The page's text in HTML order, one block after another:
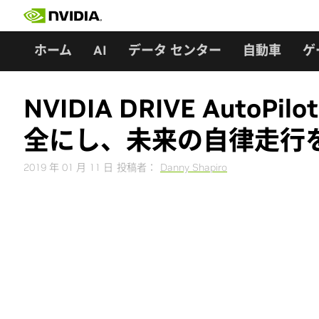
ホーム AI データ センター 自動車 ゲ
NVIDIA DRIVE
全にし、未来の自律走行
2019 年 01 月 11 日 投稿者： Danny Shapiro